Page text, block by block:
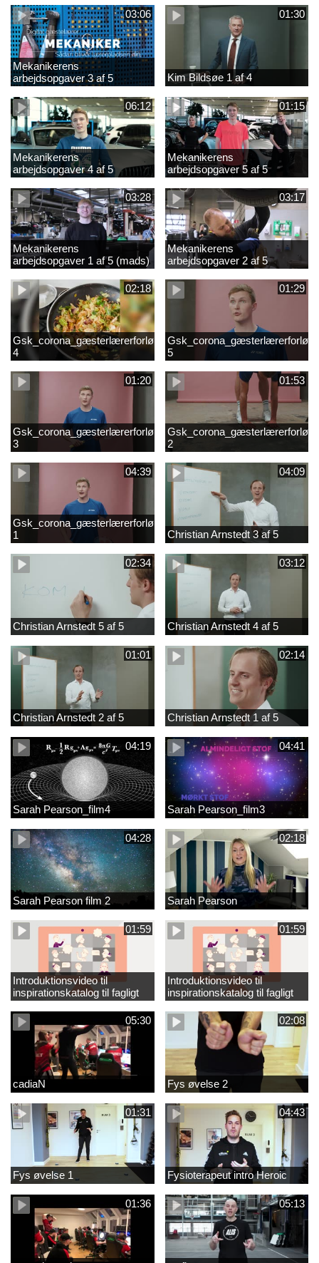
03:06
Mekanikerens
arbejdsopgaver 3 af 5
(lærepladssøgning)
01:30
Kim Bildsøe 1 af 4
06:12
Mekanikerens
arbejdsopgaver 4 af 5
(Frederik Vesti)
01:15
Mekanikerens
arbejdsopgaver 5 af 5
(Frederik Vesti)
03:28
Mekanikerens
arbejdsopgaver 1 af 5 (mads)
03:17
Mekanikerens
arbejdsopgaver 2 af 5
(magnus)
02:18
Gsk_corona_gæsterlærerforløb_Axelsen_del
4
01:29
5
01:20
Gsk_corona_gæsterlærerforløb_Axelsen_del
3
01:53
2
04:39
Gsk_corona_gæsterlærerforløb_Axelsen_del
1
04:09
Christian Arnstedt 3 af 5
02:34
Christian Arnstedt 5 af 5
03:12
Christian Arnstedt 4 af 5
01:01
Christian Arnstedt 2 af 5
02:14
Christian Arnstedt 1 af 5
04:19
Sarah Pearson_film4
04:41
Sarah Pearson_film3
04:28
Sarah Pearson film 2
02:18
Sarah Pearson
01:59
Introduktionsvideo til
inspirationskatalog til fagligt
løft_tilrettet
01:59
Introduktionsvideo til
inspirationskatalog til fagligt
løft
05:30
cadiaN
02:08
Fys øvelse 2
01:31
Fys øvelse 1
04:43
Fysioterapeut intro Heroic
01:36 05:13